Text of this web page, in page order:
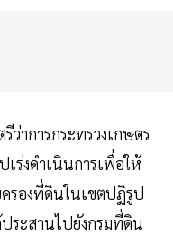
ว่าการกระทรวงเกษตร
ร่งดำเนินการเพื่อให้
รองที่ดินในเขตปฏิรูป
ระสานไปยังกรมที่ดิน